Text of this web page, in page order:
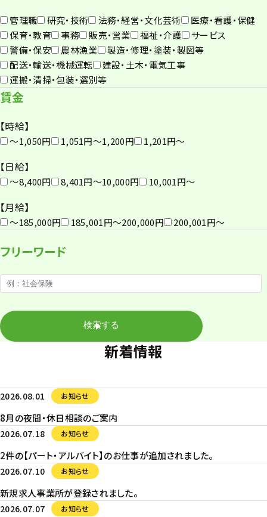
管理職 研究・技術 法務・経営・文化芸術
医療・看護・保健
保育・教育
事務 販売・営業 福祉・介護
サービス
警備・保安
農林漁業
製造・修理・塗装・製図等
配送・輸送・機械運転
建設・土木・電気工事
運搬・清掃・包装・選別等
賃金
【時給】
〜1,050円 1,051円〜1,200円 1,201円〜
【日給】
〜8,400円 8,401円〜10,000円 10,001円〜
【月給】
〜185,000円 185,001円〜200,000円 200,001円〜
フリーワード
新着情報
2026.08.01 お知らせ
8月の夜間・休日相談のご案内
2026.07.18 お知らせ
2件の【パート・アルバイト】のお仕事が追加されました。
2026.07.10 お知らせ
新規求人事業所が登録されました。
2026.07.07 お知らせ